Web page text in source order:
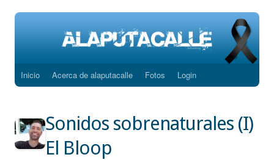
Saltar
contenido
Inicio Acerca de alaputacalle Fotos Login
Sonidos sobrenaturales (I)
El Bloop